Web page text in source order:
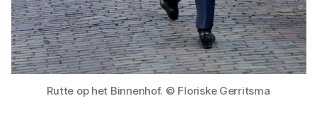
Rutte op het Binnenhof. © Floriske Gerritsma